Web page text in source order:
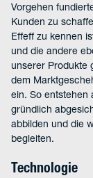
Vorgehen
Kunden zu
Effeff zu kennen
und die andere
unserer Produkte
dem
ein. So entstehen
gründlich
abbilden und die
begleiten.
Technologie